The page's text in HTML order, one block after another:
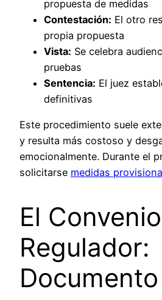
propuesta de medidas
Contestación: El otro
propia propuesta
Vista: Se celebra
pruebas
Sentencia: El juez
definitivas
Este procedimiento suele
y resulta más costoso y
emocionalmente. Durante el
solicitarse medidas
El Convenio
Regulador: